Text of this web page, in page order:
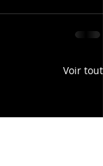
Voir tout